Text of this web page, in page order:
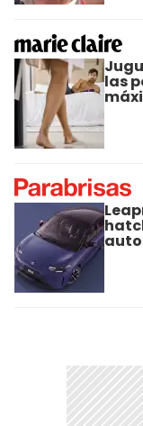
las